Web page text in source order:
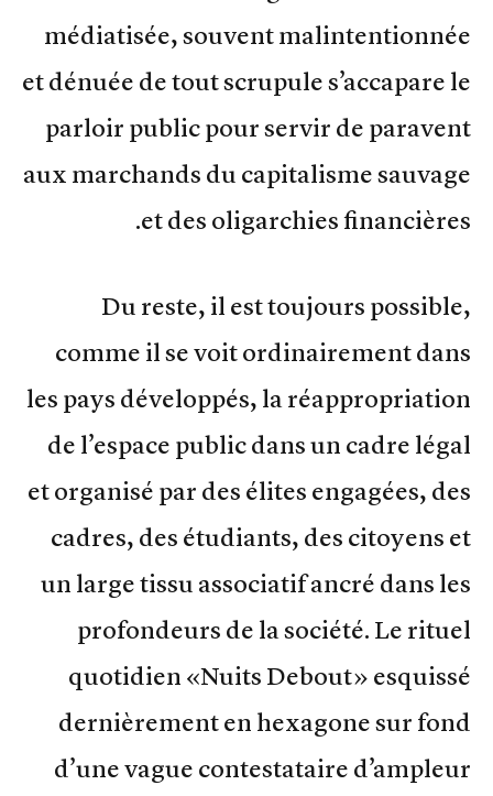
médiatisée, souvent malintentionnée
et dénuée de tout scrupule s’accapare le
parloir public pour servir de paravent
aux marchands du capitalisme sauvage
et des oligarchies financières.
Du reste, il est toujours possible,
comme il se voit ordinairement dans
les pays développés, la réappropriation
de l’espace public dans un cadre légal
et organisé par des élites engagées, des
cadres, des étudiants, des citoyens et
un large tissu associatif ancré dans les
profondeurs de la société. Le rituel
quotidien «Nuits Debout» esquissé
dernièrement en hexagone sur fond
d’une vague contestataire d’ampleur